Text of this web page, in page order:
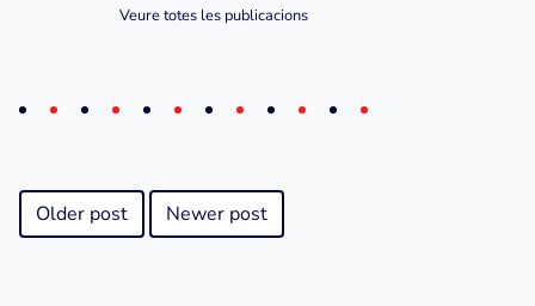
Veure totes les publicacions
Older post Newer post